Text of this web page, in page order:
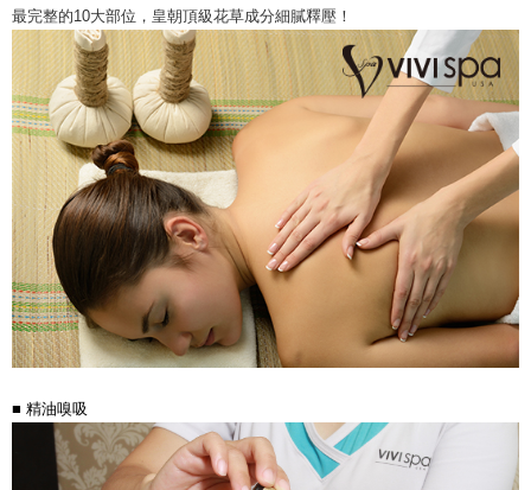
最完整的10大部位，皇朝頂級花草成分細膩釋壓！
■ 精油嗅吸